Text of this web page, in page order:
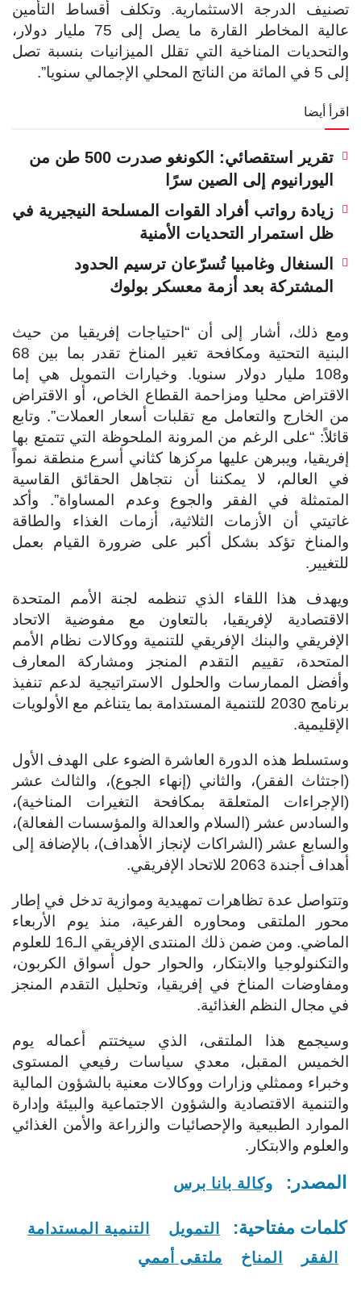
تصنيف الدرجة الاستثمارية. وتكلف أقساط التأمين
عالية المخاطر القارة ما يصل إلى 75 مليار دولار،
والتحديات المناخية التي تقلل الميزانيات بنسبة تصل
إلى 5 في المائة من الناتج المحلي الإجمالي سنويا”.
اقرأ أيضا
تقرير استقصائي: الكونغو صدرت 500 طن من
اليورانيوم إلى الصين سرًا
زيادة رواتب أفراد القوات المسلحة النيجيرية في
ظل استمرار التحديات الأمنية
السنغال وغامبيا تُسرّعان ترسيم الحدود
المشتركة بعد أزمة معسكر بولوك
ومع ذلك، أشار إلى أن “احتياجات إفريقيا من حيث
البنية التحتية ومكافحة تغير المناخ تقدر بما بين 68
و108 مليار دولار سنويا. وخيارات التمويل هي إما
الاقتراض محليا ومزاحمة القطاع الخاص، أو الاقتراض
من الخارج والتعامل مع تقلبات أسعار العملات”. وتابع
قائلاً: “على الرغم من المرونة الملحوظة التي تتمتع بها
إفريقيا، ويبرهن عليها مركزها كثاني أسرع منطقة نمواً
في العالم، لا يمكننا أن نتجاهل الحقائق القاسية
المتمثلة في الفقر والجوع وعدم المساواة”. وأكد
غاتيتي أن الأزمات الثلاثية، أزمات الغذاء والطاقة
والمناخ تؤكد بشكل أكبر على ضرورة القيام بعمل
للتغيير.
ويهدف هذا اللقاء الذي تنظمه لجنة الأمم المتحدة
الاقتصادية لإفريقيا، بالتعاون مع مفوضية الاتحاد
الإفريقي والبنك الإفريقي للتنمية ووكالات نظام الأمم
المتحدة، تقييم التقدم المنجز ومشاركة المعارف
وأفضل الممارسات والحلول الاستراتيجية لدعم تنفيذ
برنامج 2030 للتنمية المستدامة بما يتناغم مع الأولويات
الإقليمية.
وستسلط هذه الدورة العاشرة الضوء على الهدف الأول
(اجتثاث الفقر)، والثاني (إنهاء الجوع)، والثالث عشر
(الإجراءات المتعلقة بمكافحة التغيرات المناخية)،
والسادس عشر (السلام والعدالة والمؤسسات الفعالة)،
والسابع عشر (الشراكات لإنجاز الأهداف)، بالإضافة إلى
أهداف أجندة 2063 للاتحاد الإفريقي.
وتتواصل عدة تظاهرات تمهيدية وموازية تدخل في إطار
محور الملتقى ومحاوره الفرعية، منذ يوم الأربعاء
الماضي. ومن ضمن ذلك المنتدى الإفريقي الـ16 للعلوم
والتكنولوجيا والابتكار، والحوار حول أسواق الكربون،
ومفاوضات المناخ في إفريقيا، وتحليل التقدم المنجز
في مجال النظم الغذائية.
وسيجمع هذا الملتقى، الذي سيختتم أعماله يوم
الخميس المقبل، معدي سياسات رفيعي المستوى
وخبراء وممثلي وزارات ووكالات معنية بالشؤون المالية
والتنمية الاقتصادية والشؤون الاجتماعية والبيئة وإدارة
الموارد الطبيعية والإحصائيات والزراعة والأمن الغذائي
والعلوم والابتكار.
المصدر: وكالة بانا برس
كلمات مفتاحية: التمويل
التنمية المستدامة
الفقر
المناخ ملتقى أممي